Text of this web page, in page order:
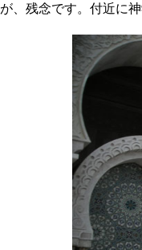
が、残念です。付近に